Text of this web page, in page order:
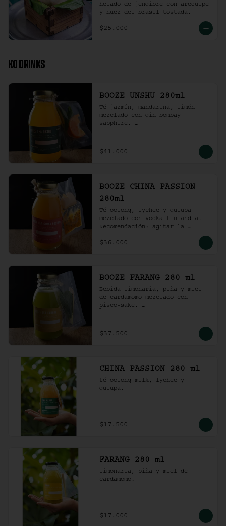
helado de jengibre con arequipe
y nuez del brasil tostada.
$25.000
KO DRINKS
BOOZE UNSHU 280ml
Té jazmín, mandarina, limón
mezclado con gin bombay
sapphire.
con hielo al gusto.
$41.000
BOOZE CHINA PASSION
280ml
Té oolong, lychee y gulupa
mezclado con vodka finlandia.
Recomendación: agitar la
con hielo al gusto.
$36.000
BOOZE FARANG 280 ml
Bebida limonaria, piña y miel
de cardamomo mezclado con
pisco-sake.
con hielo al gusto.
$37.500
CHINA PASSION 280 ml
té oolong milk, lychee y
gulupa.
$17.500
FARANG 280 ml
limonaria, piña y miel de
cardamomo.
$17.000